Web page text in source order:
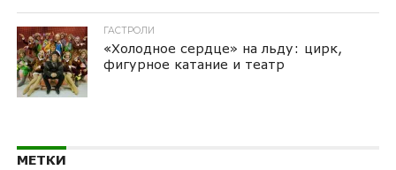
ГАСТРОЛИ
«Холодное сердце» на льду: цирк,
фигурное катание и театр
МЕТКИ